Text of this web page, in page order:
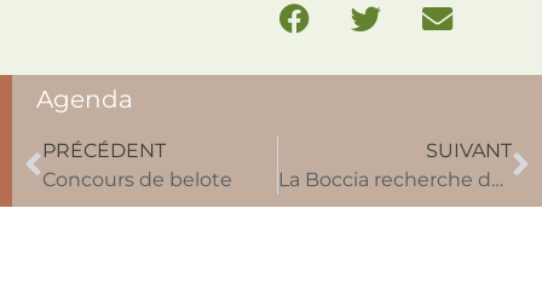
Agenda
PRÉCÉDENT
Concours de belote
SUIVANT
La Boccia recherche des bénévoles